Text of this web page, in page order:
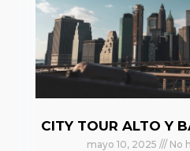
CITY TOUR ALTO Y
mayo 10, 2025 No